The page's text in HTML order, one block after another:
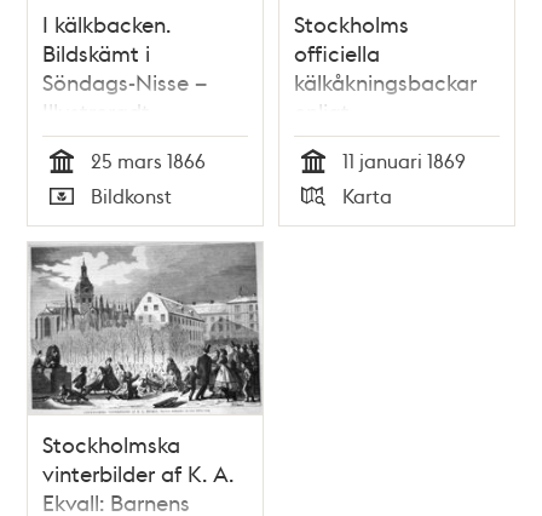
I kälkbacken.
Bildskämt i
Söndags-Nisse –
Illustreradt
Veckoblad för
Skämt, Humor och
Satir, nr 12, den 25
mars 1866
Tid
25 mars 1866
Typ
Bildkonst
Stockholms
officiella
kälkåkningsbackar
enligt
Överståthållareämbetet
år 1869
Tid
11 januari 1869
Typ
Karta
Stockholmska
vinterbilder af K. A.
Ekvall: Barnens